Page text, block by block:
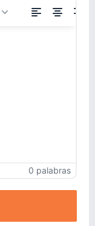
0 palabras